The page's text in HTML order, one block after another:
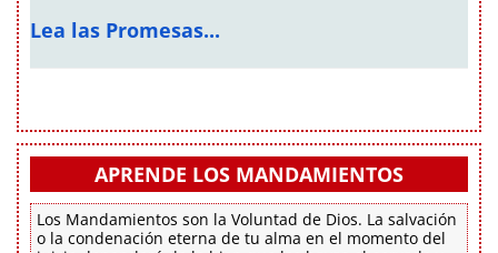
Lea las Promesas...
APRENDE LOS MANDAMIENTOS
Los Mandamientos son la Voluntad de Dios. La salvación
o la condenación eterna de tu alma en el momento del